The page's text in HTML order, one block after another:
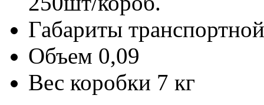
Габариты
Объем 0,09
Вес коробки 7 кг